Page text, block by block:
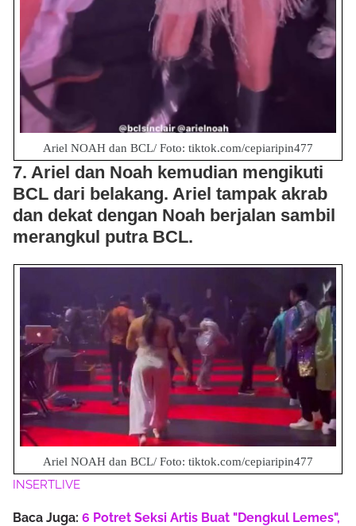
Ariel NOAH dan BCL/ Foto: tiktok.com/cepiaripin477
7. Ariel dan Noah kemudian mengikuti
BCL dari belakang. Ariel tampak akrab
dan dekat dengan Noah berjalan sambil
merangkul putra BCL.
Ariel NOAH dan BCL/ Foto: tiktok.com/cepiaripin477
INSERTLIVE
Baca Juga: 6 Potret Seksi Artis Buat "Dengkul Lemes",